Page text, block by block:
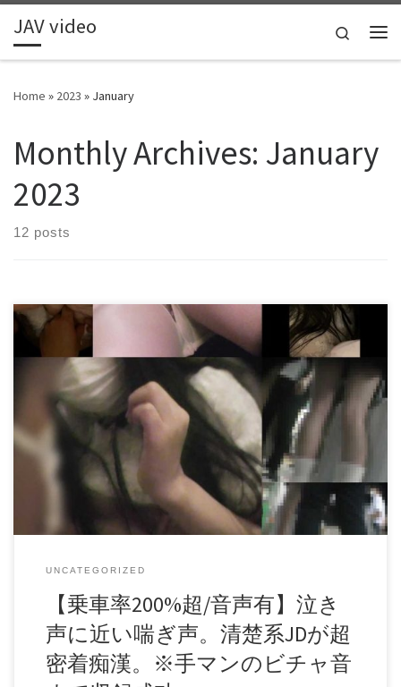
Skip to content
JAV video
Search
Home » 2023 » January
Monthly Archives: January
2023
12 posts
【乗車率200%超/音声有】泣き声に近い喘ぎ声。清楚系JDが
超密着痴漢。※手マンのビチャ音まで収録成功 金額(税込) :
2,500円 (税込) もうタイトルに全て集約されています。 今時
のモノトーンコーデの私服JDがもう身動きが取れないほどの
満員電車の中で卑劣すぎる集団痴漢に遭っている様子を収録
することに成功しました。 生パンはもちろん、生乳、生マ
ンなんでもありです。（サンプル画像参照） 特筆すべきは
音声だけでなく、高性能マイクを仕込んだこともあり手マン
されて濡れてしまってグチョグチョになりながらマ〇コをか
き回される「ビチャ音」まで収録できたことです。 泣き声
のような官能的な喘ぎ声と、ビチャ音を過去最高クラスの19
分超という長尺でお楽しみください。 内容的にBANされる可
ート:30fps 販売会員: MOLESTIC カテゴリー: 痴漢風シュチュ・
羞恥 商品名: 【乗車率200%超/音声有】泣き声に近い喘ぎ
声。清楚系JDが超密着痴漢。※手マンのビチャ音まで収録成
功 商品ID: 20098563bfbcdcea194 販売開始日: 2023年01月12日
daofile003707.mp4 – 3.2 GB
UNCATEGORIZED
【乗車率200%超/音声有】泣き
声に近い喘ぎ声。清楚系JDが超
密着痴漢。※手マンのビチャ音